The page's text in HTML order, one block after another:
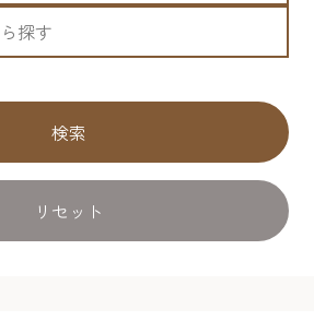
検索
リセット